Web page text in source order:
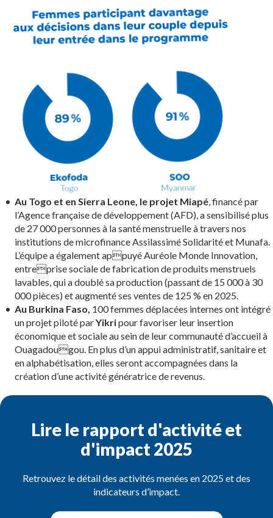
Au Togo et en Sierra Leone, le projet Miapé, financé par
l’Agence française de développement (AFD), a sensibilisé plus
de 27 000 personnes à la santé menstruelle à travers nos
institutions de microfinance Assilassimé Solidarité et Munafa.
L’équipe a également appuyé Auréole Monde Innovation,
entreprise sociale de fabrication de produits menstruels
lavables, qui a doublé sa production (passant de 15 000 à 30
000 pièces) et augmenté ses ventes de 125 % en 2025.
Au Burkina Faso, 100 femmes déplacées internes ont intégré
un projet piloté parYikripour favoriser leur insertion
économique et sociale au sein de leur communauté d’accueil à
Ouagadougou. En plus d’un appui administratif, sanitaire et
en alphabétisation, elles seront accompagnées dans la
création d’une activité génératrice de revenus.
Lire le rapport d'activité et
d'impact 2025
Retrouvez le détail des activités menées en 2025 et des
indicateurs d’impact.